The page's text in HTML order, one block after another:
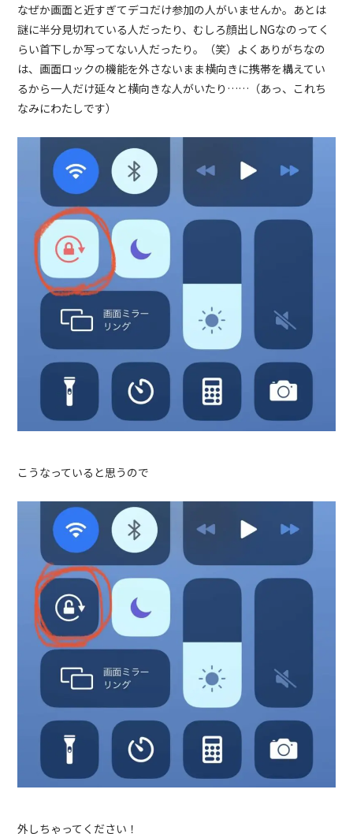
なぜか画面と近すぎてデコだけ参加の人がいませんか。あとは
謎に半分見切れている人だったり、むしろ顔出しNGなのってく
らい首下しか写ってない人だったり。（笑）よくありがちなの
は、画面ロックの機能を外さないまま横向きに携帯を構えてい
るから一人だけ延々と横向きな人がいたり……（あっ、これち
なみにわたしです）
こうなっていると思うので
外しちゃってください！